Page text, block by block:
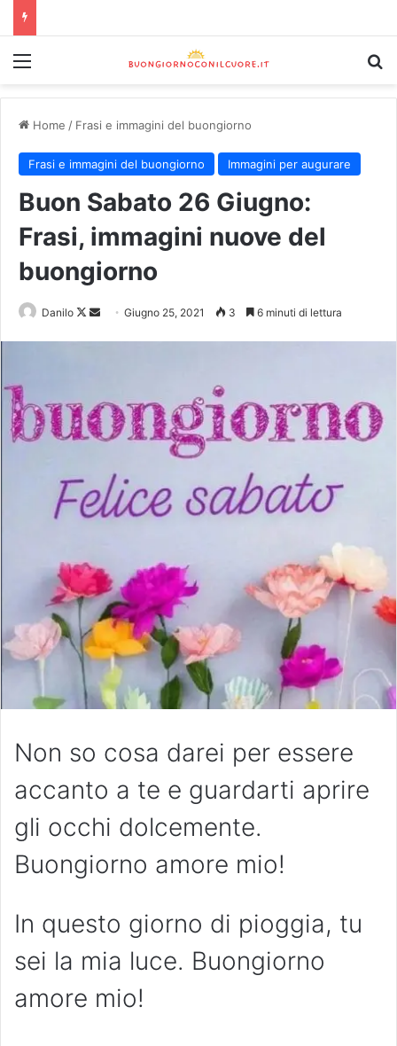
Home / Frasi e immagini del buongiorno
Frasi e immagini del buongiorno Immagini per augurare
Buon Sabato 26 Giugno:
Frasi, immagini nuove del
buongiorno
Danilo Giugno 25, 2021 3 6 minuti di lettura
Non so cosa darei per essere
accanto a te e guardarti aprire
gli occhi dolcemente.
Buongiorno amore mio!
In questo giorno di pioggia, tu
sei la mia luce. Buongiorno
amore mio!